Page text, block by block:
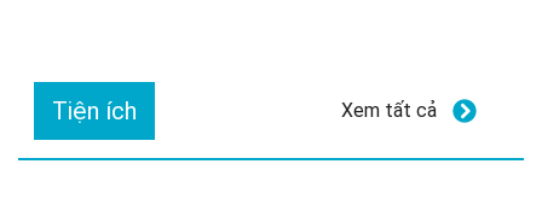
Tiện ích Xem tất cả